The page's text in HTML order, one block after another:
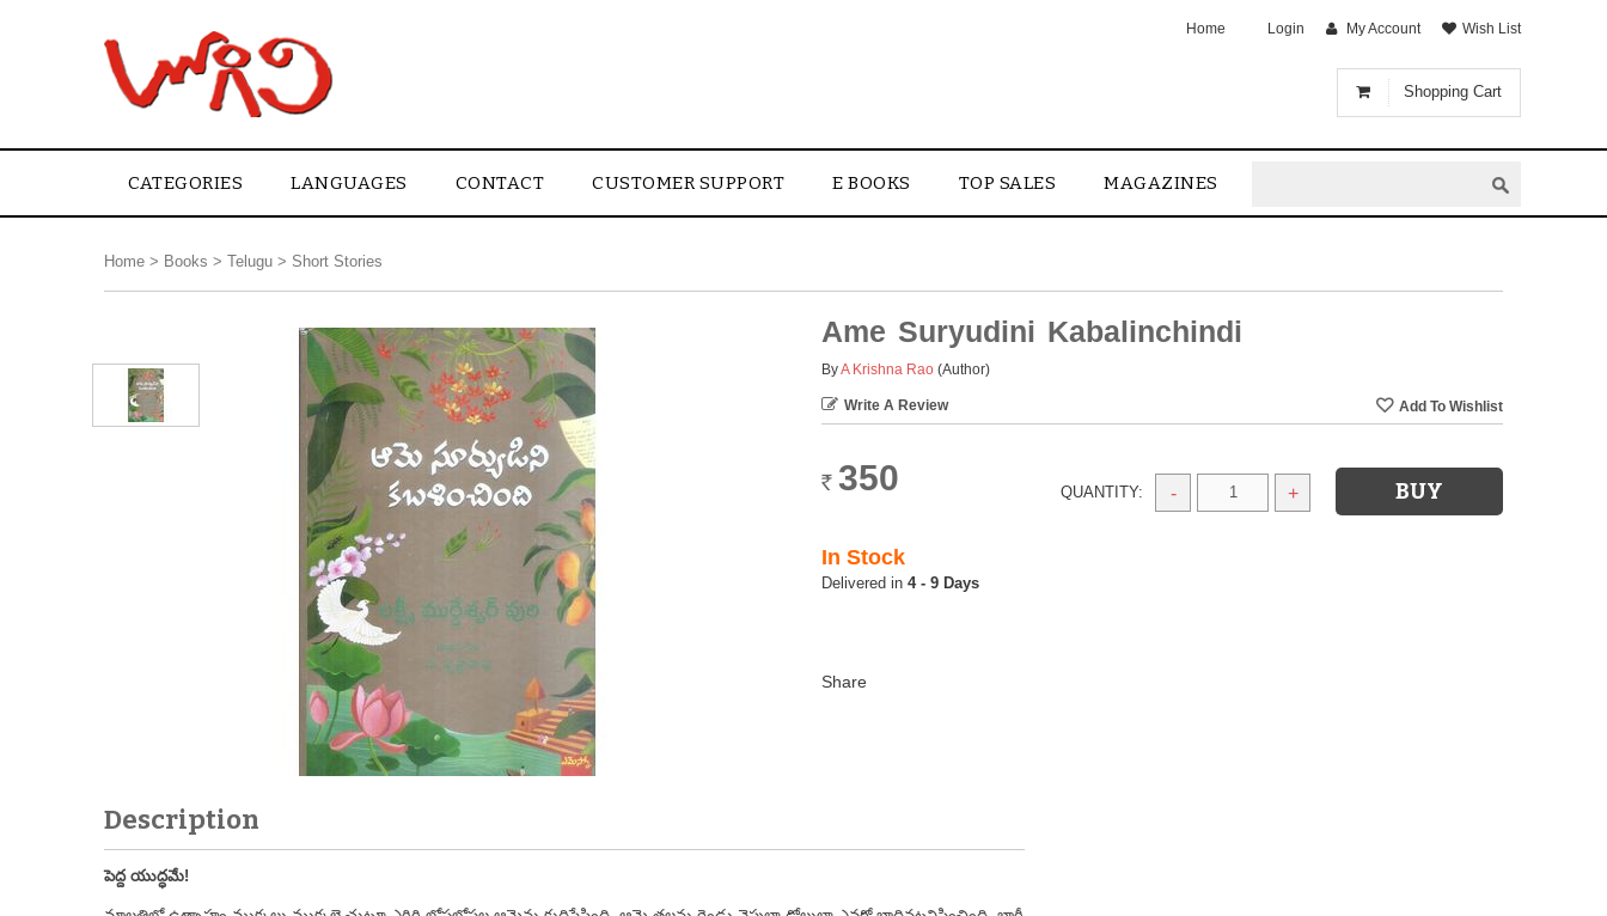
Shopping Cart
Home Login My Account Wish List
CATEGORIES LANGUAGES CONTACT CUSTOMER SUPPORT E BOOKS TOP SALES MAGAZINES
Home > Books > Telugu > Short Stories
Ame Suryudini Kabalinchindi
ByA Krishna Rao (Author)
Write A Review
Rs. 350 QUANTITY: - +
In Stock
4 - 9 Days
Description
పెద్ద యుద్ధమే!